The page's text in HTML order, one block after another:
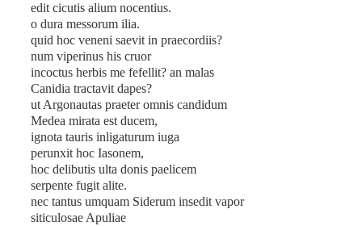
edit cicutis alium nocentius.
o dura messorum ilia.
quid hoc veneni saevit in praecordiis?
num viperinus his cruor
incoctus herbis me fefellit? an malas
Canidia tractavit dapes?
ut Argonautas praeter omnis candidum
Medea mirata est ducem,
ignota tauris inligaturum iuga
perunxit hoc Iasonem,
hoc delibutis ulta donis paelicem
serpente fugit alite.
nec tantus umquam Siderum insedit vapor
siticulosae Apuliae